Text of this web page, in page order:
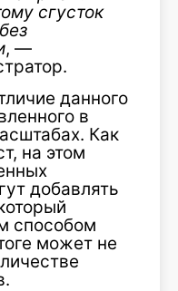
сгусток
, —
данного
в
Как
на этом
добавлять
способом
может не